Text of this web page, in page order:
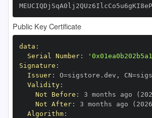
Public Key Certificate
data :
Serial Number:
Signature :
Issuer: O=sigstore.dev ,
Validity:
Not Before : 3 months ago
Not After: 3 months ago (2026
Algorithm: